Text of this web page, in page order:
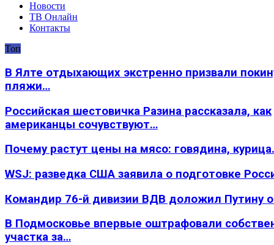
Новости
ТВ Онлайн
Контакты
Топ
В Ялте отдыхающих экстренно призвали
пляжи…
Российская шестовичка Разина рассказала, как
американцы сочувствуют…
Почему растут цены на мясо: говядина,
WSJ: разведка США заявила о подготовке
Командир 76-й дивизии ВДВ доложил Путину
В Подмосковье впервые оштрафовали
участка за…